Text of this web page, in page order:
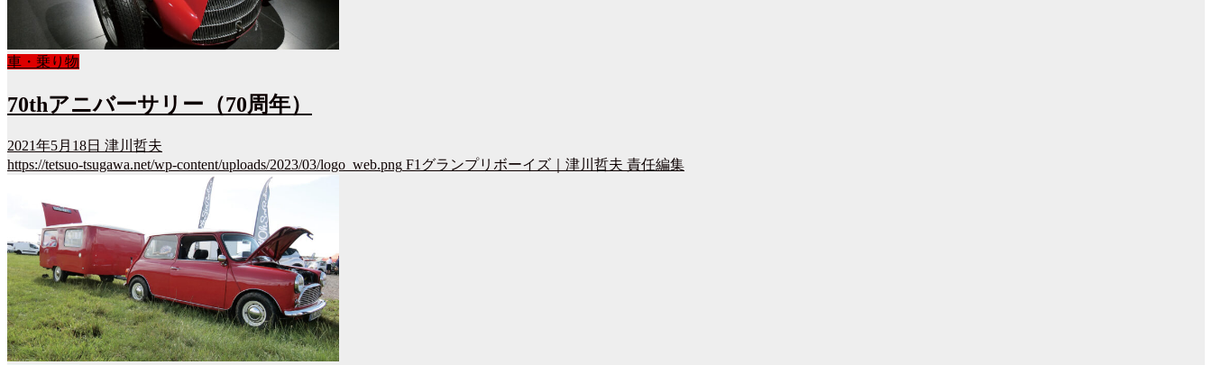
車・乗り物
70thアニバーサリー（70周年）
2021年5月18日 津川哲夫
https://tetsuo-tsugawa.net/wp-content/uploads/2023/03/logo_web.png F1グランプリボーイズ｜津川哲夫 責任編集